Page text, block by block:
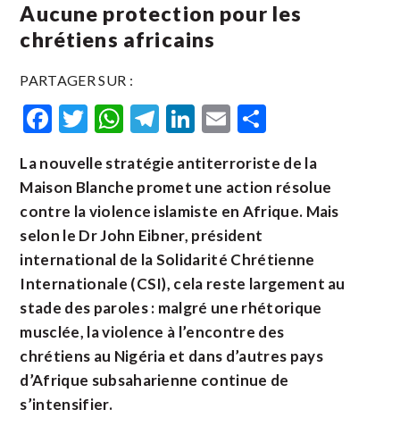
Aucune protection pour les
chrétiens africains
PARTAGER SUR :
Facebook
Twitter
WhatsApp
Telegram
LinkedIn
Email
La nouvelle stratégie antiterroriste de la
Maison Blanche promet une action résolue
contre la violence islamiste en Afrique. Mais
selon le Dr John Eibner, président
international de la Solidarité Chrétienne
Internationale (CSI), cela reste largement au
stade des paroles : malgré une rhétorique
musclée, la violence à l’encontre des
chrétiens au Nigéria et dans d’autres pays
d’Afrique subsaharienne continue de
s’intensifier.